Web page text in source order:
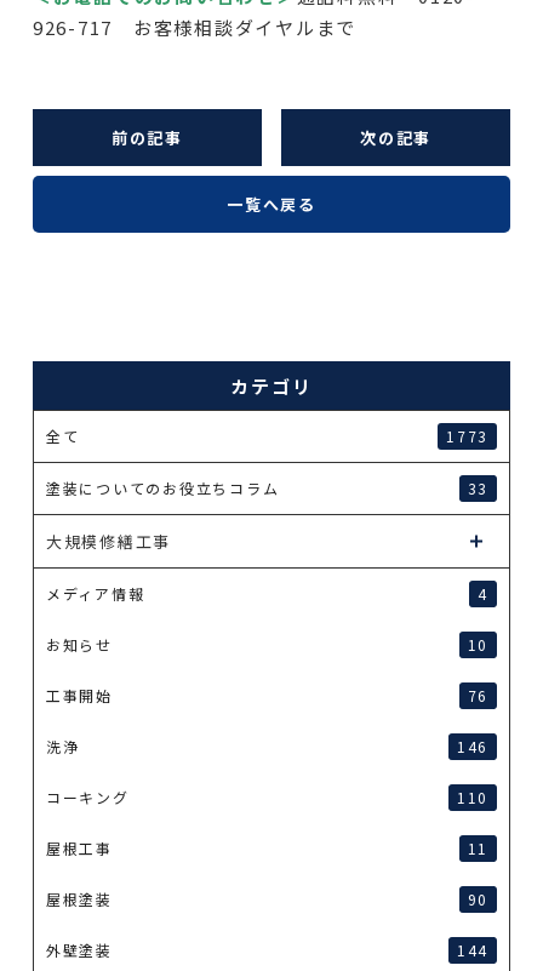
926-717 お客様相談ダイヤルまで
前の記事 次の記事
一覧へ戻る
カテゴリ
全て 1773
塗装についてのお役立ちコラム 33
大規模修繕工事
メディア情報 4
お知らせ 10
工事開始 76
洗浄 146
コーキング 110
屋根工事 11
屋根塗装 90
外壁塗装 144